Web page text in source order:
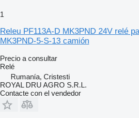
1
Releu PF113A-D MK3PND 24V relé
MK3PND-5-S-13 camión
Precio a consultar
Relé
Rumanía, Cristesti
ROYAL DRU AGRO S.R.L.
Contacte con el vendedor